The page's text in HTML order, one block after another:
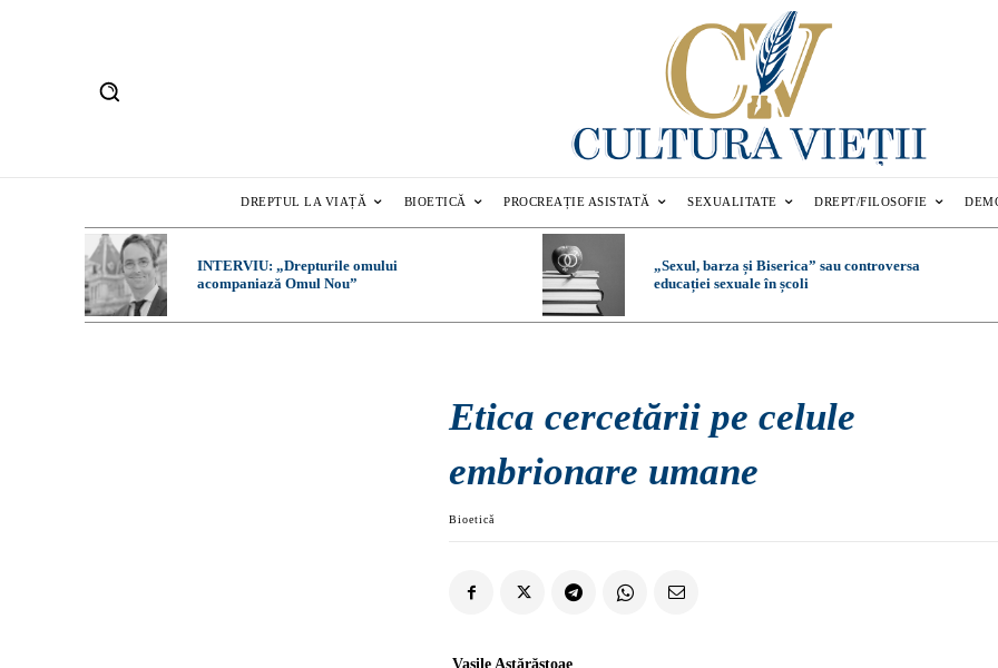
DREPTUL LA VIAȚĂ BIOETICĂ PROCREAȚIE ASISTATĂ SEXUALITATE DREPT/FILOSOFIE
INTERVIU: „Drepturile omului
acompaniază Omul Nou”
„Sexul, barza și Biserica” sau controversa
educației sexuale în școli
Etica cercetării pe celule
embrionare umane
Bioetică
Vasile Astărăstoae